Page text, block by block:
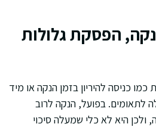
הפסקת גלולות
כמו כניסה להיריון בזמן הנקה או מיד
לתאומים. בפועל, הנקה לרוב
היא לא כלי שמעלה סיכוי